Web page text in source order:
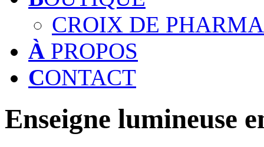
CROIX DE
À PROPOS
CONTACT
Enseigne lumineuse